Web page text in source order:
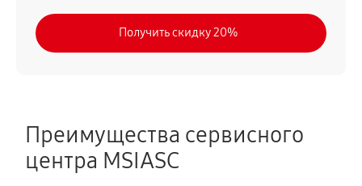
Получить скидку 20%
Преимущества сервисного
центра MSIASC